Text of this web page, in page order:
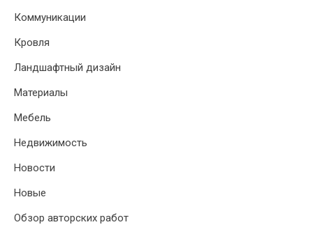
Коммуникации
Кровля
Ландшафтный дизайн
Материалы
Мебель
Недвижимость
Новости
Новые
Обзор авторских работ